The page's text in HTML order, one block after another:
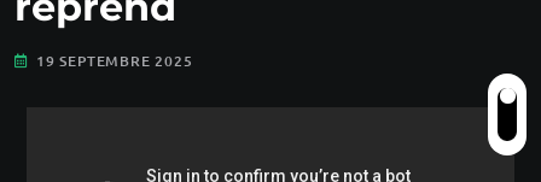
19 SEPTEMBRE 2025